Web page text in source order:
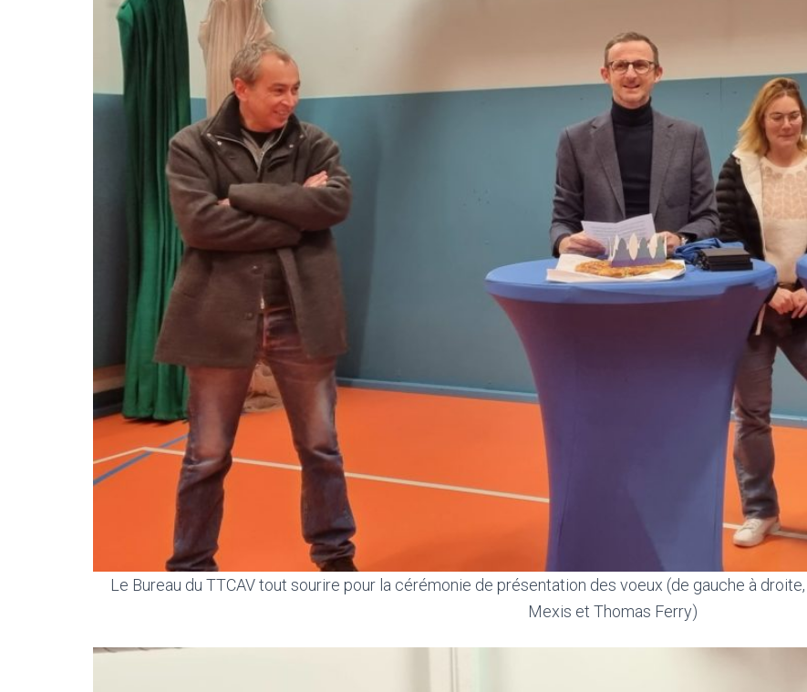
Le Bureau du TTCAV tout sourire pour la cérémonie de présentation des voeux (de gauche à
Mexis et Thomas Ferry)